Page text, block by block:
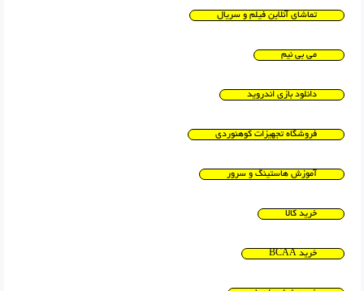
تماشای آنلاین فیلم و سریال
می بی نیم
دانلود بازی اندروید
فروشگاه تجهیزات کوهنوردی
آموزش هاستینگ و سرور
خرید کالا
خرید BCAA